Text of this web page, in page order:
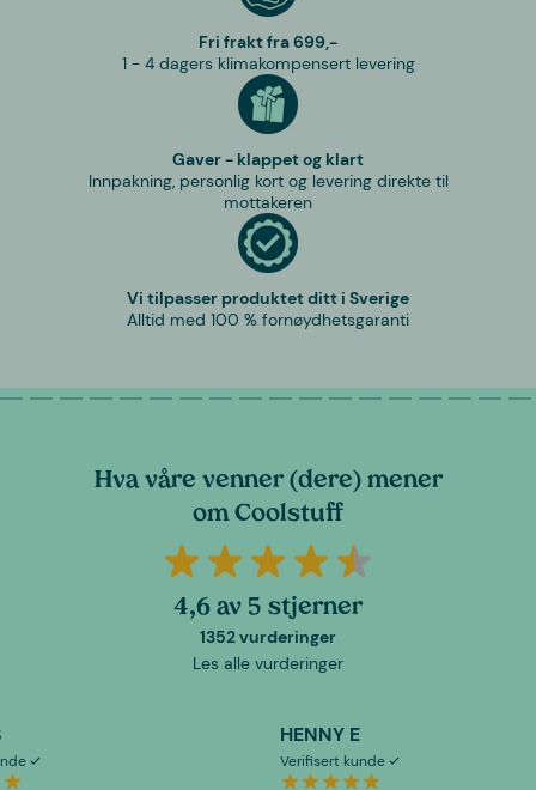
Fri frakt fra 699,-
1 - 4 dagers klimakompensert levering
Gaver - klappet og klart
Innpakning, personlig kort og levering direkte til
mottakeren
Vi tilpasser produktet ditt i Sverige
Alltid med 100 % fornøydhetsgaranti
Hva våre venner (dere) mener
om Coolstuff
4,6 av 5 stjerner
1352 vurderinger
Les alle vurderinger
HENNY E
Verifisert kunde